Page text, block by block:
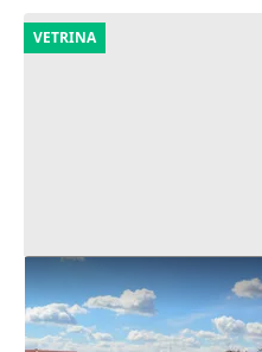
VETRINA
Asta Terreni edificabili
di 5.900 mq
85.000 €